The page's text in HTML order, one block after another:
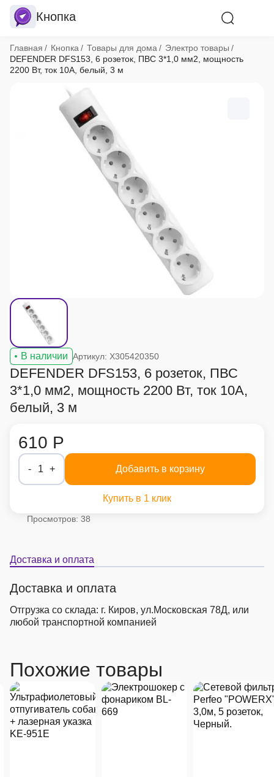
Кнопка
Хлебные крошки
Главная Кнопка Товары для дома
Электро товары
DEFENDER DFS153, 6 розеток, ПВС 3*1,0 мм2, мощность
2200 Вт, ток 10А, белый, 3 м
В наличии Артикул: X305420350
DEFENDER DFS153, 6 розеток, ПВС
3*1,0 мм2, мощность 2200 Вт, ток 10А,
белый, 3 м
610 Р
- 1 + Добавить в корзину
Купить в 1 клик
Просмотров: 38
Доставка и оплата
Доставка и оплата
Отгрузка со склада: г. Киров, ул.Московская 78Д, или
любой транспортной компанией
Похожие товары